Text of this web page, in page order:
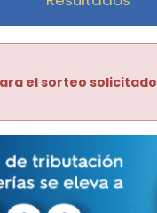
el sorteo solicitado